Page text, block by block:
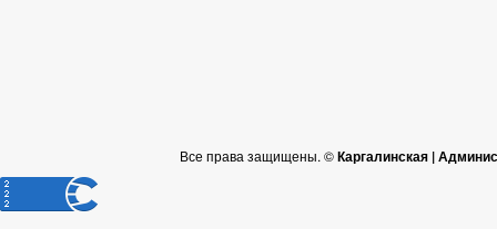
Все права защищены. ©Каргалинская |